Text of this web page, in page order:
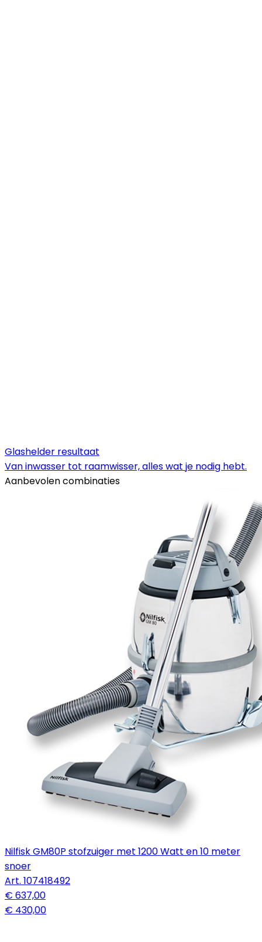
Glashelder resultaat
Van inwasser tot raamwisser, alles wat je nodig hebt.
Aanbevolen combinaties
Nilfisk GM80P stofzuiger met 1200 Watt en 10 meter
snoer
Art. 107418492
€ 637,00
€ 430,00